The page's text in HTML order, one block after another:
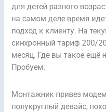
для детей разного
на самом деле время
подход к клиенту. На
синхронный тариф 200/
месяц. Где вы такое ещё
Пробуем.
Монтажник привез модем
полукруглый девайс,